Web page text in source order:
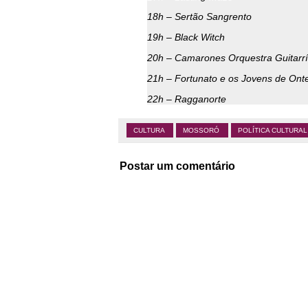
18h – Sertão Sangrento
19h – Black Witch
20h – Camarones Orquestra
21h – Fortunato e os Jovens de
22h – Ragganorte
CULTURA MOSSORÓ POLÍTICA CULTURAL
Postar um comentário